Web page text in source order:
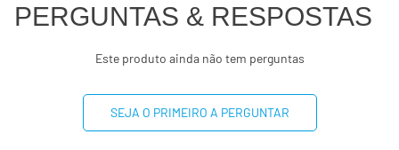
PERGUNTAS & RESPOSTAS
Este produto ainda não tem perguntas
SEJA O PRIMEIRO A PERGUNTAR